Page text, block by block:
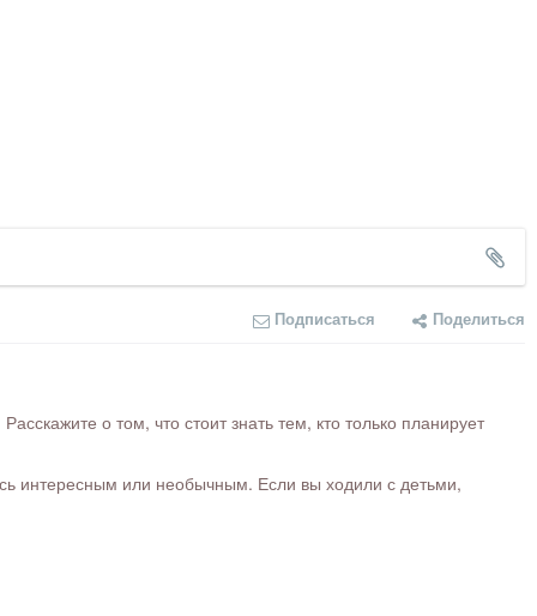
Подписаться Поделиться
о том, что стоит знать тем, кто только планирует
интересным или необычным. Если вы ходили с детьми,